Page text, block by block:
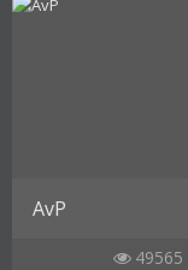
AvP
49565